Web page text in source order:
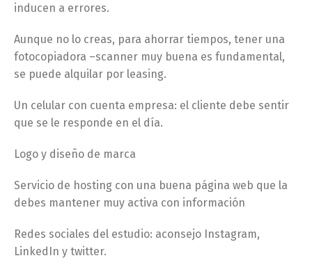
inducen a errores.
Aunque no lo creas, para ahorrar tiempos, tener una
fotocopiadora –scanner muy buena es fundamental,
se puede alquilar por leasing.
Un celular con cuenta empresa: el cliente debe sentir
que se le responde en el día.
Logo y diseño de marca
Servicio de hosting con una buena página web que la
debes mantener muy activa con información
Redes sociales del estudio: aconsejo Instagram,
LinkedIn y twitter.